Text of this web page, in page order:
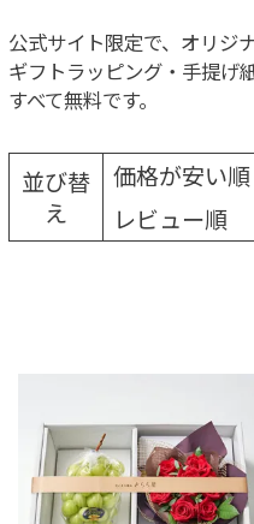
公式サイト限定で、オリジ
ギフトラッピング・手提げ
すべて無料です。
並び替
え
価格が安い順
レビュー順